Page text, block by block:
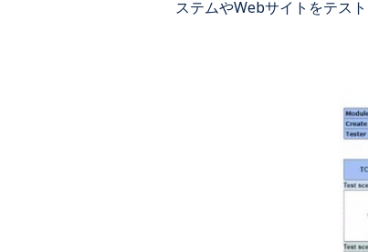
ステムやWebサイトをテス